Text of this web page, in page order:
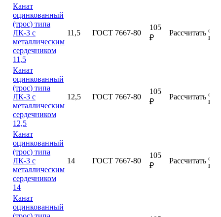
Канат
оцинкованный
(трос) типа
ЛК-3 с
металлическим
сердечником
11,5
11,5 ГОСТ 7667-80
105
₽
Рассчитать
Канат
оцинкованный
(трос) типа
ЛК-3 с
металлическим
сердечником
12,5
12,5 ГОСТ 7667-80
105
₽
Рассчитать
Канат
оцинкованный
(трос) типа
ЛК-3 с
металлическим
сердечником
14
14 ГОСТ 7667-80
105
₽
Рассчитать
Канат
оцинкованный